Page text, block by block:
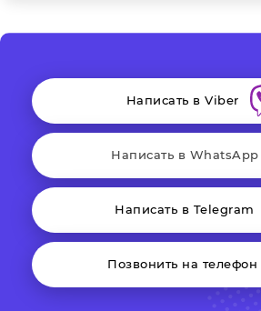
Написать в Viber
Написать в WhatsApp
Написать в Telegram
Позвонить на телефон